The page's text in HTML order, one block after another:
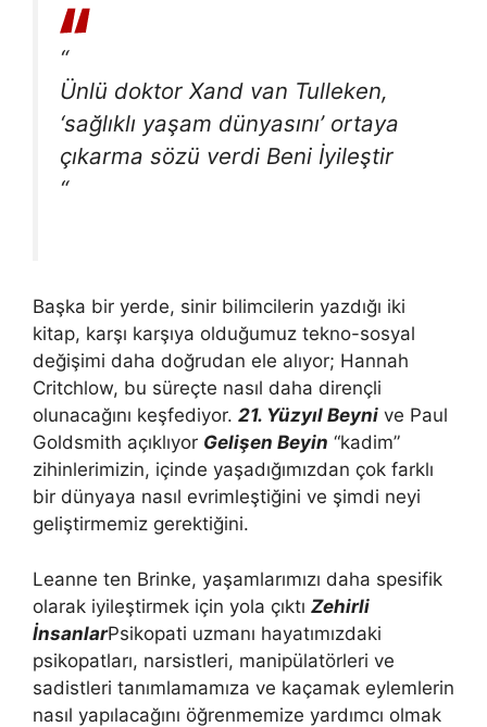
“
Ünlü doktor Xand van Tulleken,
‘sağlıklı yaşam dünyasını’ ortaya
çıkarma sözü verdi Beni İyileştir
“
Başka bir yerde, sinir bilimcilerin yazdığı iki
kitap, karşı karşıya olduğumuz tekno-sosyal
değişimi daha doğrudan ele alıyor; Hannah
Critchlow, bu süreçte nasıl daha dirençli
olunacağını keşfediyor. 21. Yüzyıl Beyni ve Paul
Goldsmith açıklıyor Gelişen Beyin “kadim”
zihinlerimizin, içinde yaşadığımızdan çok farklı
bir dünyaya nasıl evrimleştiğini ve şimdi neyi
geliştirmemiz gerektiğini.
Leanne ten Brinke, yaşamlarımızı daha spesifik
olarak iyileştirmek için yola çıktı Zehirli
İnsanlarPsikopati uzmanı hayatımızdaki
psikopatları, narsistleri, manipülatörleri ve
sadistleri tanımlamamıza ve kaçamak eylemlerin
nasıl yapılacağını öğrenmemize yardımcı olmak